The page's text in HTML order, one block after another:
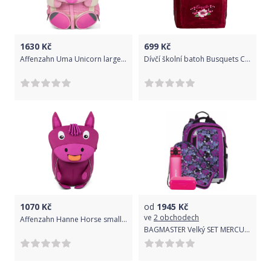
vyprat, vytáhla z ní takovou hliníkovou lištu. Čuměl jsem k čemu
tam je. Táta zjistil, že jí vymyslel pan Beckmann už před 10ti lety
a zajištuje pevnost a zdravé nošení batohu. Navíc mi prý celá
konstrukce výrazně odlehčuje zátěž na záda. Super, to jsem ani
nevěděl. ZEVNITŘ Do školního batohu se mi vleze všechno, co
hledat v milionech kapes. Navíc ta kapsa je zevnitř prostě boží.
Designová podšívka s proužkama má styl. Na velké sešity mám
příhrádku přímo u zad, aby mě to netáhlo dozadu. Další přihrádka
je na tablet, ten sice v první třídě ještě nemám, ale snad v té
další… Milý ježíšku… :p Všechny věci v té hlavní kapse si vždycky
nepřevažovalo dozadu. Zdá se mi, že díky tohle systému mám
batoh o dost lehčí než ostatní. TIP Na tenhle batoh jde připnout
menší batoh. Je velký tak akorát a na různé výlety, chození ven a
1630 Kč
Affenzahn Uma Unicorn large - pink uni
699 Kč
Dívčí školní batoh Busquets Coquette
1070 Kč
Affenzahn Hanne Horse small - purple uni
od 1945 Kč
ve 2 obchodech
BAGMASTER Velký SET MERCURY 8 A